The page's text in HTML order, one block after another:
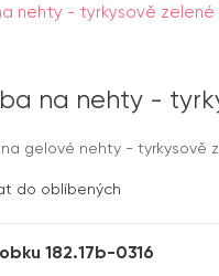
nehty - tyrkysově zelené
na nehty -
gelové nehty - tyrkysově
do oblíbených
182.17b-0316